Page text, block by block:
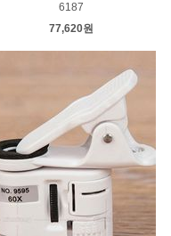
6187
77,620원